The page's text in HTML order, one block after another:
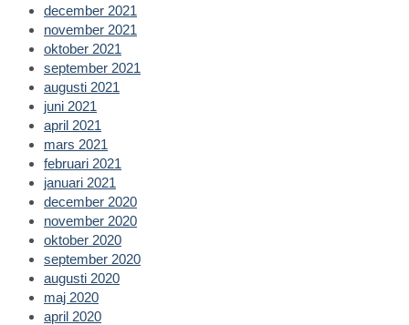
december 2021
november 2021
oktober 2021
september 2021
augusti 2021
juni 2021
april 2021
mars 2021
februari 2021
januari 2021
december 2020
november 2020
oktober 2020
september 2020
augusti 2020
maj 2020
april 2020